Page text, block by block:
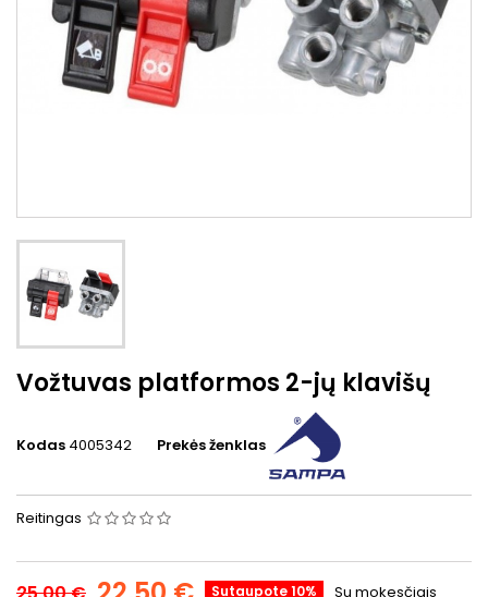
Vožtuvas platformos 2-jų klavišų
Kodas 4005342 Prekės ženklas
Reitingas
Sutaupote 10%
Su mokesčiais